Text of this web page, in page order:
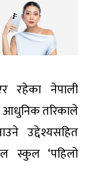
रहेका नेपाली
आधुनिक तरिकाले
उद्देश्यसहित
स्कुल ‘पहिलो